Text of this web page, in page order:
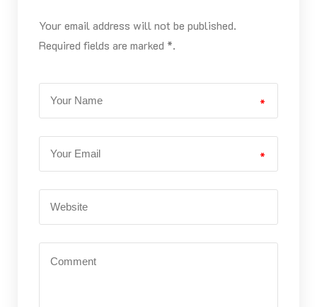
Your email address will not be published.
Required fields are marked *.
*
*